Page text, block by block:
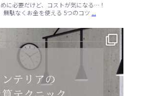
に必要だけど、コストが気になる…！
無駄なくお金を使える 5つのコツ ...
れ！インテリアの引き算テクニック ✨
...